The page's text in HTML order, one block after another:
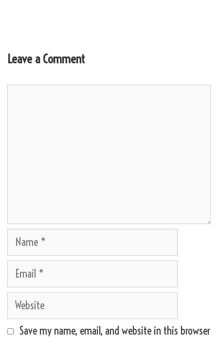
Leave a Comment
Name
Email
Website
Save my name, email, and website in this browser